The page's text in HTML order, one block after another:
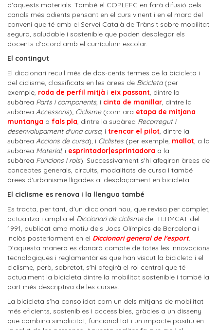
d'aquests materials. També el COPLEFC en farà difusió pels
canals més adients pensant en el curs vinent i en el marc del
conveni que té amb el Servei Català de Trànsit sobre mobilitat
segura, saludable i sostenible que poden desplegar els
docents d'acord amb el currículum escolar.
El contingut
El diccionari recull més de dos-cents termes de la bicicleta i
del ciclisme, classificats en les àrees de Bicicleta(per
exemple, roda de perfil mitjà i eix passant, dintre la
subàrea Parts i components, i cinta de manillar, dintre la
subàrea Accessoris); Ciclisme(com ara etapa de mitjana
muntanya o fals pla, dintre la subàrea Recorregut i
desenvolupament d'una cursa, i trencar el pilot, dintre la
subàrea Accions de cursa), i Ciclistes(per exemple, mallot, a la
subàrea Material, i esprintador|esprintadora a la
subàrea Funcions i rols). Successivament s'hi afegiran àrees de
conceptes generals, circuits, modalitats de cursa i també
àrees d'urbanisme lligades al desplaçament en bicicleta.
El ciclisme es renova i la llengua també
Es tracta, per tant, d'un diccionari nou, que revisa per complet,
actualitza i amplia el Diccionari de ciclismedel TERMCAT del
1991, publicat amb motiu dels Jocs Olímpics de Barcelona i
inclòs posteriorment en el Diccionari general de l'esport.
D'aquesta manera es donarà compte de totes les innovacions
tecnològiques i reglamentàries que han viscut la bicicleta i el
ciclisme, però, sobretot, s'hi afegirà el rol central que té
actualment la bicicleta dintre la mobilitat sostenible i també la
part més descriptiva de les curses.
La bicicleta s'ha consolidat com un dels mitjans de mobilitat
més eficients, sostenibles i accessibles, gràcies a un disseny
que combina simplicitat, funcionalitat i un impacte positiu en